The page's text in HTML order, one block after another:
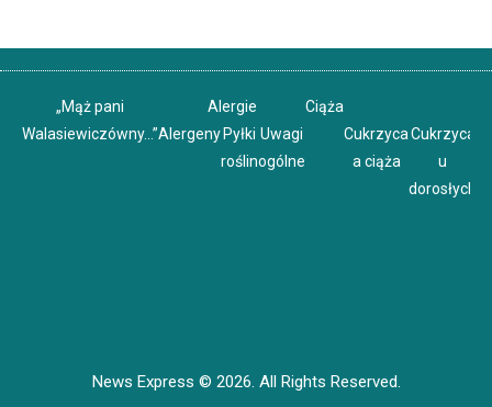
„Mąż pani
Walasiewiczówny…”
Alergie
Alergeny Pyłki
roślin
Uwagi
ogólne
Ciąża
Cukrzyca
a ciąża
Cukrzyca
u
dorosłych
News Express © 2026. All Rights Reserved.